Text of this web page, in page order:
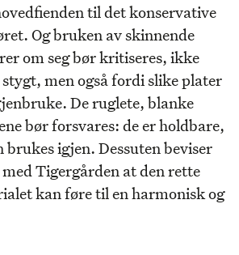
til det konservative
Og bruken av skinnende
om seg bør kritiseres, ikke
men også fordi slike plater
De ruglete, blanke
bør forsvares: de er holdbare,
igjen. Dessuten beviser
Tigergården at den rette
kan føre til en harmonisk og